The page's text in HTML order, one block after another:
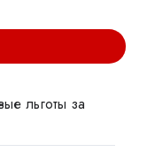
льготы за